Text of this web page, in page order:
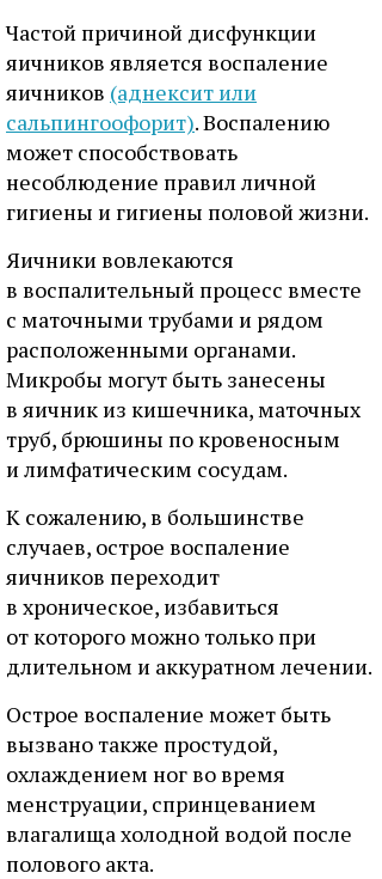
Частой причиной дисфункции
яичников является воспаление
яичников (аднексит или
сальпингоофорит). Воспалению
может способствовать
несоблюдение правил личной
гигиены и гигиены половой жизни.
Яичники вовлекаются
в воспалительный процесс вместе
с маточными трубами и рядом
расположенными органами.
Микробы могут быть занесены
в яичник из кишечника, маточных
труб, брюшины по кровеносным
и лимфатическим сосудам.
К сожалению, в большинстве
случаев, острое воспаление
яичников переходит
в хроническое, избавиться
от которого можно только при
длительном и аккуратном лечении.
Острое воспаление может быть
вызвано также простудой,
охлаждением ног во время
менструации, спринцеванием
влагалища холодной водой после
полового акта.